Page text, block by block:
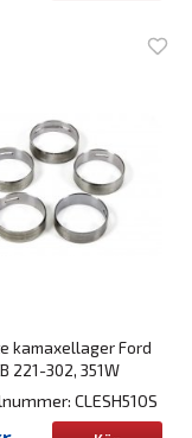
kamaxellager Ford
221-302, 351W
CLESH510S